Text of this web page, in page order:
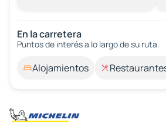
En la carretera
Puntos de interés a lo largo de su ruta.
Alojamientos